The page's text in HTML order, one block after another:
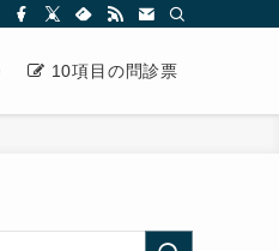
10項目の問診票